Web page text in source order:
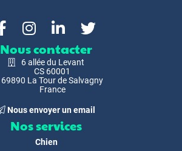
Nous contacter
6 allée du Levant
CS 60001
69890 La Tour de Salvagny
France
Nous envoyer un email
Nos services
Chien